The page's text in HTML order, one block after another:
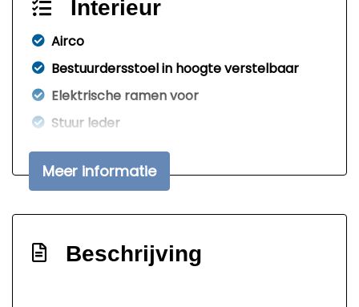
Interieur
Airco
Bestuurdersstoel in hoogte verstelbaar
Elektrische ramen voor
Stuur leder
Stuur verstelbaar
Stuurbekrachtiging snelheidsafhankelijk
Exterieur
Buitenspiegels elektrisch verstelbaar
Meer informatie
Beschrijving